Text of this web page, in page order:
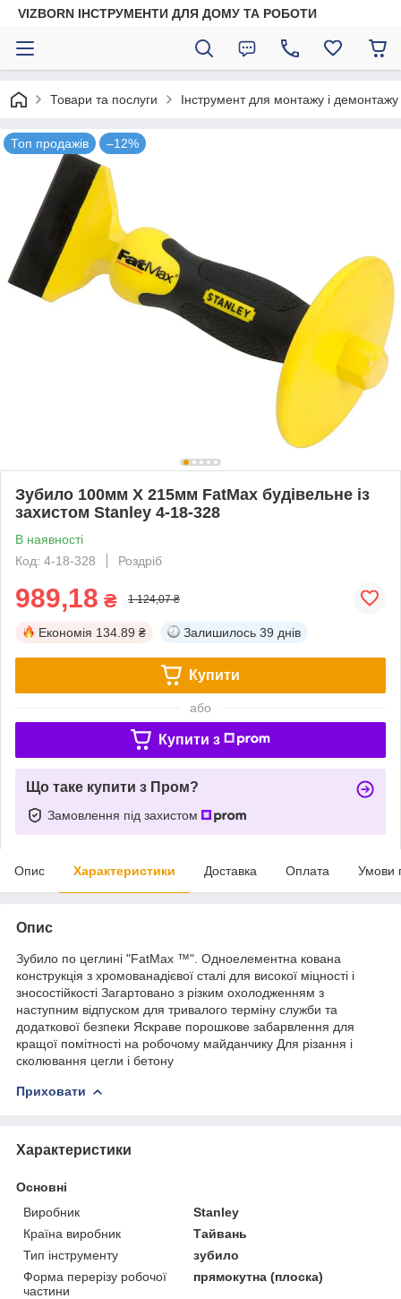
VIZBORN ІНСТРУМЕНТИ ДЛЯ ДОМУ ТА РОБОТИ
Товари та послуги Інструмент для монтажу і демонтажу
Топ продажів –12%
Зубило 100мм X 215мм FatMax будівельне із
захистом Stanley 4-18-328
В наявності
Код: 4-18-328
Роздріб
989,18 ₴ 1 124,07 ₴
Економія 134.89 ₴ Залишилось 39 днів
Купити
або
Купити з
Що таке купити з Пром?
Замовлення під захистом
Опис Характеристики Доставка Оплата Умови
Опис
Зубило по цеглині "FatMax ™". Одноелементна кована
конструкція з хромованадієвої сталі для високої міцності і
зносостійкості Загартовано з різким охолодженням з
наступним відпуском для тривалого терміну служби та
додаткової безпеки Яскраве порошкове забарвлення для
кращої помітності на робочому майданчику Для різання і
сколювання цегли і бетону
Приховати
Характеристики
Основні
Виробник
Stanley
Країна виробник
Тайвань
Тип інструменту
зубило
Форма перерізу робочої
частини
прямокутна (плоска)